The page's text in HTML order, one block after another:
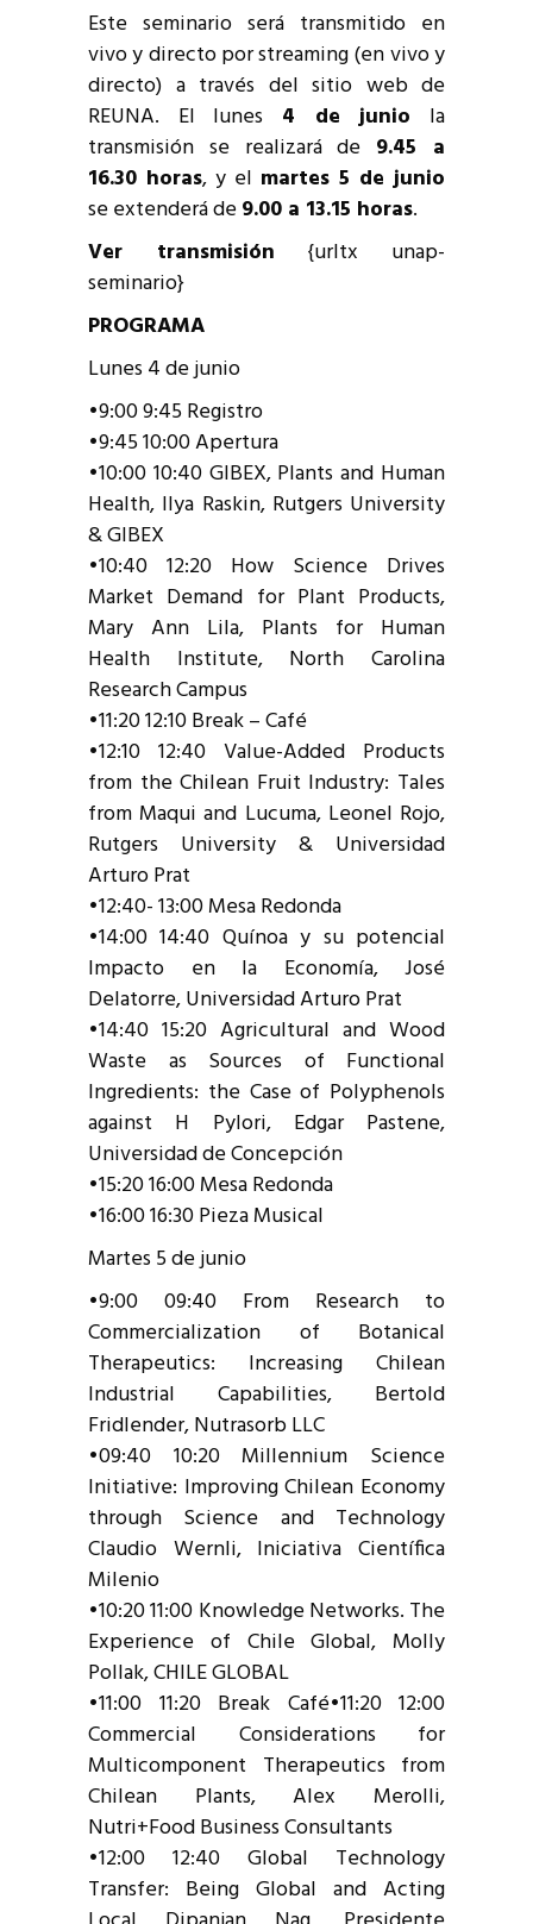
Este seminario será transmitido en
vivo y directo por streaming (en vivo y
directo) a través del sitio web de
REUNA. El lunes 4 de junio la
transmisión se realizará de 9.45 a
16.30 horas, y el martes 5 de junio
se extenderá de9.00 a 13.15 horas.
Ver transmisión {urltx unap-
seminario}
PROGRAMA
Lunes 4 de junio
•9:00 9:45 Registro
•9:45 10:00 Apertura
•10:00 10:40 GIBEX, Plants and Human
Health, Ilya Raskin, Rutgers University
& GIBEX
•10:40 12:20 How Science Drives
Market Demand for Plant Products,
Mary Ann Lila, Plants for Human
Health Institute, North Carolina
Research Campus
•11:20 12:10 Break – Café
•12:10 12:40 Value-Added Products
from the Chilean Fruit Industry: Tales
from Maqui and Lucuma, Leonel Rojo,
Rutgers University & Universidad
Arturo Prat
•12:40- 13:00 Mesa Redonda
•14:00 14:40 Quínoa y su potencial
Impacto en la Economía, José
Delatorre, Universidad Arturo Prat
•14:40 15:20 Agricultural and Wood
Waste as Sources of Functional
Ingredients: the Case of Polyphenols
against H Pylori, Edgar Pastene,
Universidad de Concepción
•15:20 16:00 Mesa Redonda
•16:00 16:30 Pieza Musical
Martes 5 de junio
•9:00 09:40 From Research to
Commercialization of Botanical
Therapeutics: Increasing Chilean
Industrial Capabilities, Bertold
Fridlender, Nutrasorb LLC
•09:40 10:20 Millennium Science
Initiative: Improving Chilean Economy
through Science and Technology
Claudio Wernli, Iniciativa Científica
Milenio
•10:20 11:00 Knowledge Networks. The
Experience of Chile Global, Molly
Pollak, CHILE GLOBAL
•11:00 11:20 Break Café•11:20 12:00
Commercial Considerations for
Multicomponent Therapeutics from
Chilean Plants, Alex Merolli,
Nutri+Food Business Consultants
•12:00 12:40 Global Technology
Transfer: Being Global and Acting